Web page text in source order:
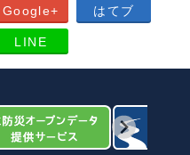
Google+ はてブ
LINE